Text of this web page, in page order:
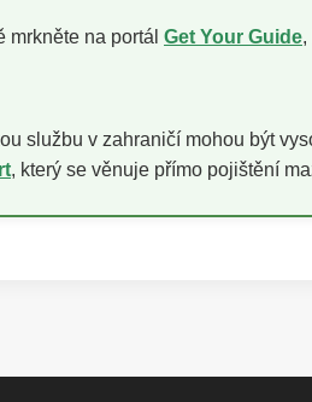
na portál Get Your Guide,
službu v zahraničí mohou být
, který se věnuje přímo pojištění